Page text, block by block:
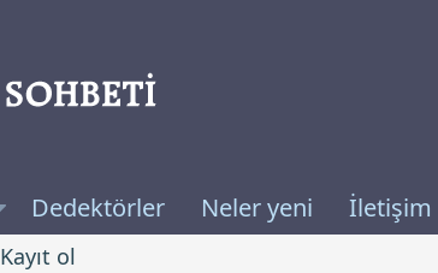
Dedektörler Neler yeni İletişim
Kayıt ol